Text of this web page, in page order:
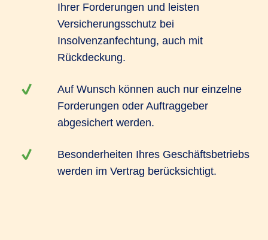
Ihrer Forderungen und leisten
Versicherungsschutz bei
Insolvenzanfechtung, auch mit
Rückdeckung.
Auf Wunsch können auch nur einzelne
Forderungen oder Auftraggeber
abgesichert werden.
Besonderheiten Ihres Geschäftsbetriebs
werden im Vertrag berücksichtigt.